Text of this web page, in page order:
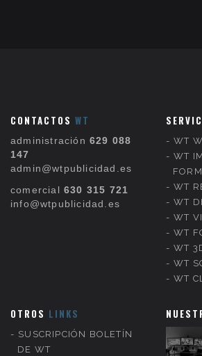
CONTACTOS WT
administración 629 088
147
admin@wtpublicidad.es
comercial 630 315 721
info@wtpublicidad.es
WT
WT
WT
WT
WT
WT
WT
WT
WT
OTROS LINKS
SUSCRIPCIÓN BOLETÍN
DE WT